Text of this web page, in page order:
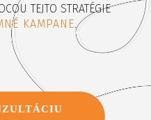
TEJTO STRATÉGIE
KAMPANE.